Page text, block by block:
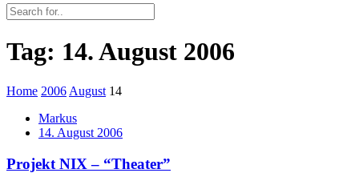
Tag: 14. August 2006
Home 2006 August 14
Markus
14. August 2006
Projekt NIX – “Theater”